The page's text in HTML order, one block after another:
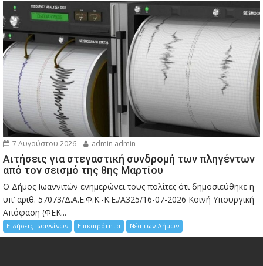
7 Αυγούστου 2026 admin admin
Αιτήσεις για στεγαστική συνδρομή των πληγέντων
από τον σεισμό της 8ης Μαρτίου
Ο Δήμος Ιωαννιτών ενημερώνει τους πολίτες ότι δημοσιεύθηκε η
υπ’ αριθ. 57073/Δ.Α.Ε.Φ.Κ.-Κ.Ε./Α325/16-07-2026 Κοινή Υπουργική
Απόφαση (ΦΕΚ...
Ειδήσεις Ιωαννίνων Επικαιρότητα Νέα των Δήμων